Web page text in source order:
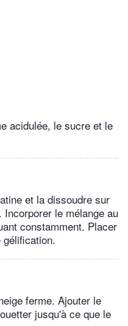
acidulée, le sucre et le
et la dissoudre sur
le mélange au
constamment. Placer
ferme. Ajouter le
jusqu'à ce que le